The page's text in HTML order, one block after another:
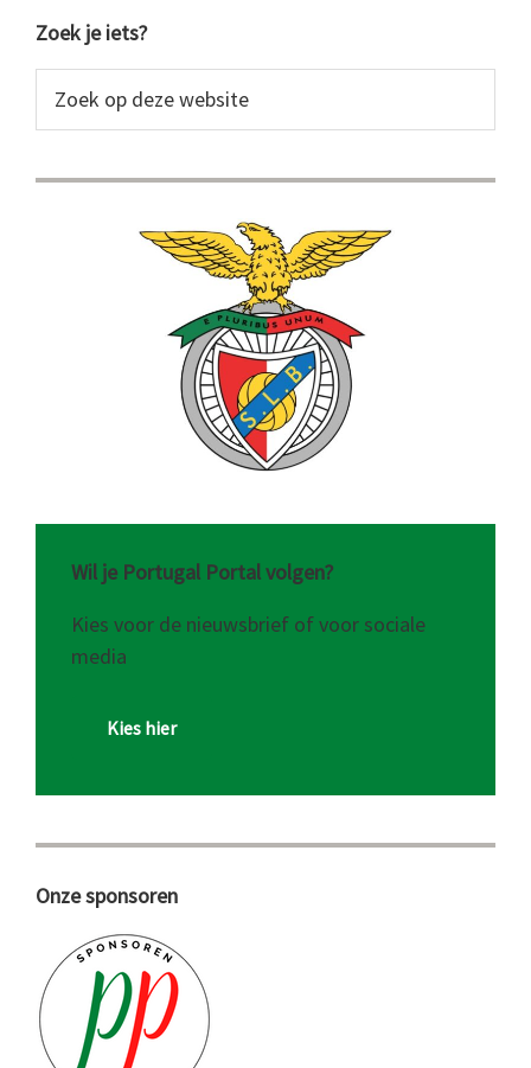
Primaire
Sidebar
Zoek je iets?
op
website
Wil je Portugal Portal volgen?
Kies voor de nieuwsbrief of voor sociale
media
Kies hier
Onze sponsoren